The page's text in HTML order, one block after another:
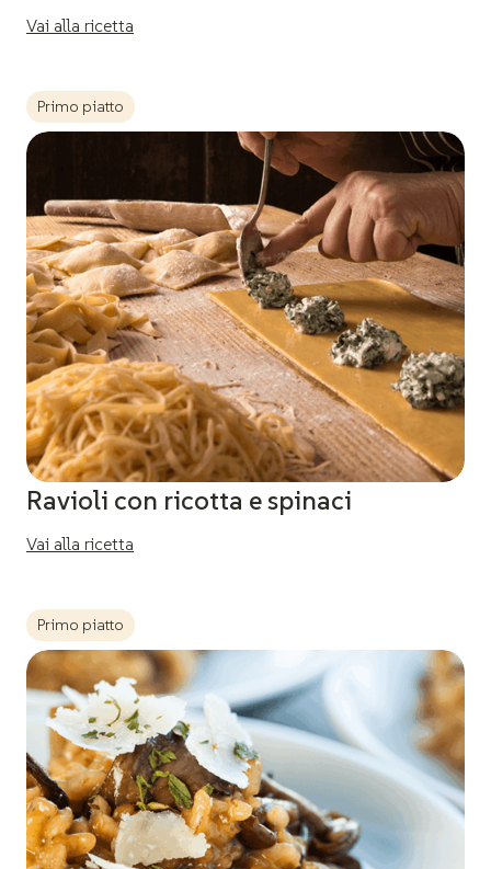
Vai alla ricetta
Primo piatto
Ravioli con ricotta e spinaci
Vai alla ricetta
Primo piatto